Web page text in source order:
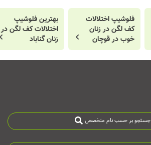
فلوشیپ اختلالات
کف لگن در زنان
خوب در قوچان
بهترین فلوشیپ
اختلالات کف لگن در
زنان گناباد
جستجو بر حسب نام متخصص